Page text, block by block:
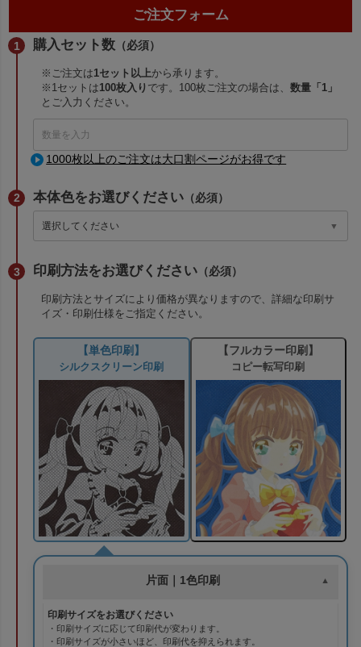
ご注文フォーム
購入セット数 （必須）
※ご注文は1セット以上から承ります。
※1セットは100枚入り です。100枚ご注文の場合は、数量「1」
とご入力ください。
1000枚以上のご注文は大口割ページがお得です
本体色をお選びください （必須）
印刷方法をお選びください （必須）
印刷方法とサイズにより価格が異なりますので、詳細な印刷サ
イズ・印刷仕様をご指定ください。
【単色印刷】
シルクスクリーン印刷
【フルカラー印刷】
コピー転写印刷
片面｜1色印刷
印刷サイズをお選びください
・印刷サイズに応じて印刷代が変わります。
・印刷サイズが小さいほど、印刷代を抑えられます。